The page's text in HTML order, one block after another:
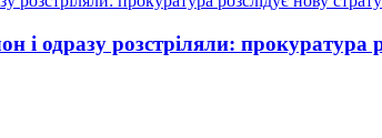
і одразу розстріляли: прокуратура